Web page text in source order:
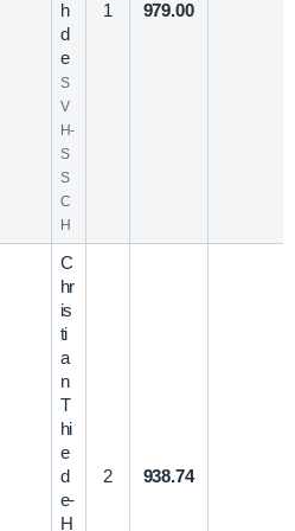
h
d
e
S
V
H-
S
S
C
H
1 979.00
C
hr
is
ti
a
n
T
hi
e
d
e-
H
2 938.74